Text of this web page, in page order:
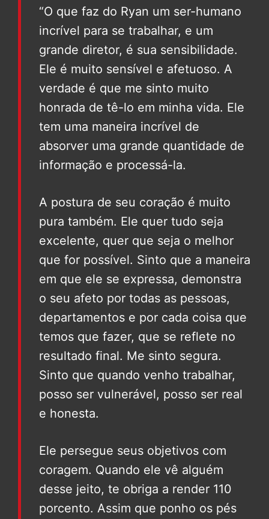
“O que faz do Ryan um ser-humano
incrível para se trabalhar, e um
grande diretor, é sua sensibilidade.
Ele é muito sensível e afetuoso. A
verdade é que me sinto muito
honrada de tê-lo em minha vida. Ele
tem uma maneira incrível de
absorver uma grande quantidade de
informação e processá-la.
A postura de seu coração é muito
pura também. Ele quer tudo seja
excelente, quer que seja o melhor
que for possível. Sinto que a maneira
em que ele se expressa, demonstra
o seu afeto por todas as pessoas,
departamentos e por cada coisa que
temos que fazer, que se reflete no
resultado final. Me sinto segura.
Sinto que quando venho trabalhar,
posso ser vulnerável, posso ser real
e honesta.
Ele persegue seus objetivos com
coragem. Quando ele vê alguém
desse jeito, te obriga a render 110
porcento. Assim que ponho os pés